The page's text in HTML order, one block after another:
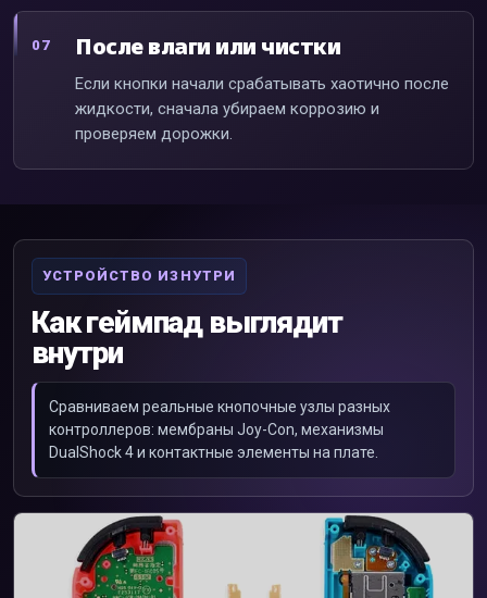
После влаги или чистки
Если кнопки начали срабатывать хаотично после
жидкости, сначала убираем коррозию и
проверяем дорожки.
УСТРОЙСТВО ИЗНУТРИ
Как геймпад выглядит
внутри
Сравниваем реальные кнопочные узлы разных
контроллеров: мембраны Joy-Con, механизмы
DualShock 4 и контактные элементы на плате.